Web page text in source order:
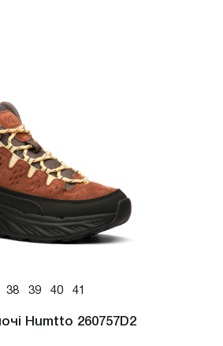
38 39 40 41
Humtto 260757D2